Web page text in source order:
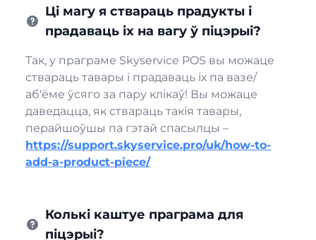
Ці магу я ствараць прадукты і
прадаваць іх на вагу ў піцэрыі?
Так, у праграме Skyservice POS вы можаце
ствараць тавары і прадаваць іх па вазе/
аб'ёме ўсяго за пару клікаў! Вы можаце
даведацца, як ствараць такія тавары,
перайшоўшы па гэтай спасылцы –
https://support.skyservice.pro/uk/how-to-
add-a-product-piece/
Колькі каштуе праграма для
піцэрыі?